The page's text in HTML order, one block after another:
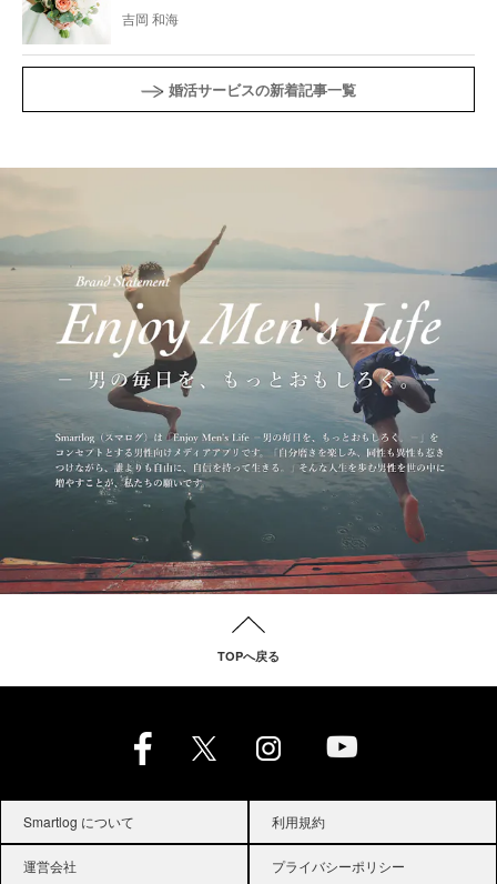
吉岡 和海
婚活サービスの新着記事一覧
TOPへ戻る
Smartlog について 利用規約
運営会社 プライバシーポリシー